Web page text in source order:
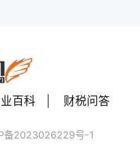
百科 财税问答
备2023026229号-1